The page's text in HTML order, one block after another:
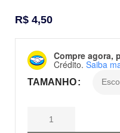
R$ 4,50
Compre agora,
Crédito. Saiba
TAMANHO